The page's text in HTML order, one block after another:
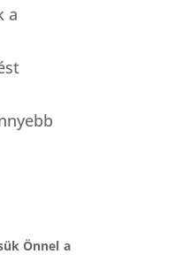
a
Önnel a